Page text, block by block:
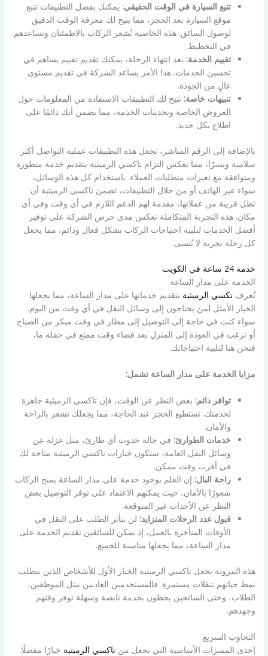
تتبع السيارة في الوقت الحقيقي: يمكنك بفضل التطبيقات تتبع
موقع السيارة بعد الحجز، مما يتيح لك معرفة الوقت الدقيق
لوصول السائق. هذه الخاصية تُشعر الركاب بالاطمئنان وتساعدهم
في التخطيط.
تقييم الخدمة: بعد انتهاء الرحلة، يمكنك تقديم تقييم يساهم في
تحسين الخدمات. هذا الأمر يساعد الشركة في تقديم مستوى
عالٍ من الجودة.
تنبيهات خاصة: تتيح لك التطبيقات الاستفادة من المعلومات حول
العروض الخاصة وتحديثات الخدمة، مما يضمن أنك دائمًا على
اطلاع بكل جديد.
بالإضافة إلى الرقم المباشر، تجعل هذه التطبيقات عملية التواصل أكثر
سلاسة ويسرًا، مما يعكس التزام تاكسي الرميثية بتقديم خدمة متطورة
ومتوافقة مع تغيرات متطلبات العملاء. باستخدام كل هذه الوسائل،
سواء عبر الهاتف أو من خلال التطبيقات، تضمن تاكسي الرميثية أن
تظل قريبة من عملائها، مقدمة لهم الدعم اللازم في أي وقت وفي أي
مكان. هذه التجربة المتكاملة تعكس مدى حرص الشركة على توفير
أفضل الخدمات لتلبية احتياجات الركاب بشكل فعال ودائم، مما يجعل
كل رحلة تجربة لا تُنسى.
خدمة 24 ساعة في الكويت
الخدمة على مدار الساعة
تُعرفتكسي الرميثية بتقديم خدماتها على مدار الساعة، مما يجعلها
الخيار الأمثل لمن يحتاجون إلى وسائل النقل في أي وقت من اليوم.
سواء كنت في حاجة إلى التوصيل إلى مطار في وقت مبكر من الصباح
أو ترغب في العودة إلى المنزل بعد قضاء وقت ممتع في حفلة ما،
فنحن هنا لتلبية احتياجاتك.
مزايا الخدمة على مدار الساعة تشمل:
توافر دائم: بغض النظر عن الوقت، فإن تاكسي الرميثية جاهزة
لخدمتك. تستطيع الحجز عند الحاجة، مما يجعلك تشعر بالراحة
والأمان.
خدمات الطوارئ: في حالة حدوث أي طارئ، مثل عزلة عن
وسائل النقل العامة، ستكون خيارات تاكسي الرميثية متاحة لك
في أقرب وقت ممكن.
راحة البال: إن العلم بوجود خدمة على مدار الساعة يمنح الركاب
شعورًا بالأمان، حيث يمكنهم الاعتماد على توفر التوصيل بغض
النظر عن الأحداث غير المتوقعة.
قبول عدد الرحلات المتزايد: لن يتأثر الطلب على النقل في
الأوقات المتأخرة بالعمل، إذ يمكن للسائقين تقديم الخدمة على
مدار الساعة، مما يجعلها مناسبة للجميع.
هذه المرونة تجعل تاكسي الرميثية الخيار الأول للأشخاص الذين يتطلب
نمط حياتهم تنقلات مستمرة. فالمستخدمين العاديين مثل الموظفين،
الطلاب، وحتى السائحين يحظون بخدمة نابضة وسهلة توفر وقتهم
وجهدهم.
التجاوب السريع
إحدى المميزات الأساسية التي تجعل منتاكسي الرميثية خيارًا مفضلًا